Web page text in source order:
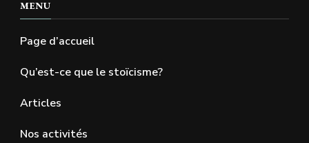
MENU
Page d’accueil
Qu’est-ce que le stoïcisme?
Articles
Nos activités